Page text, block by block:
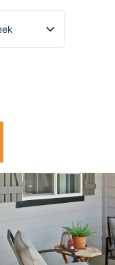
Gaelic